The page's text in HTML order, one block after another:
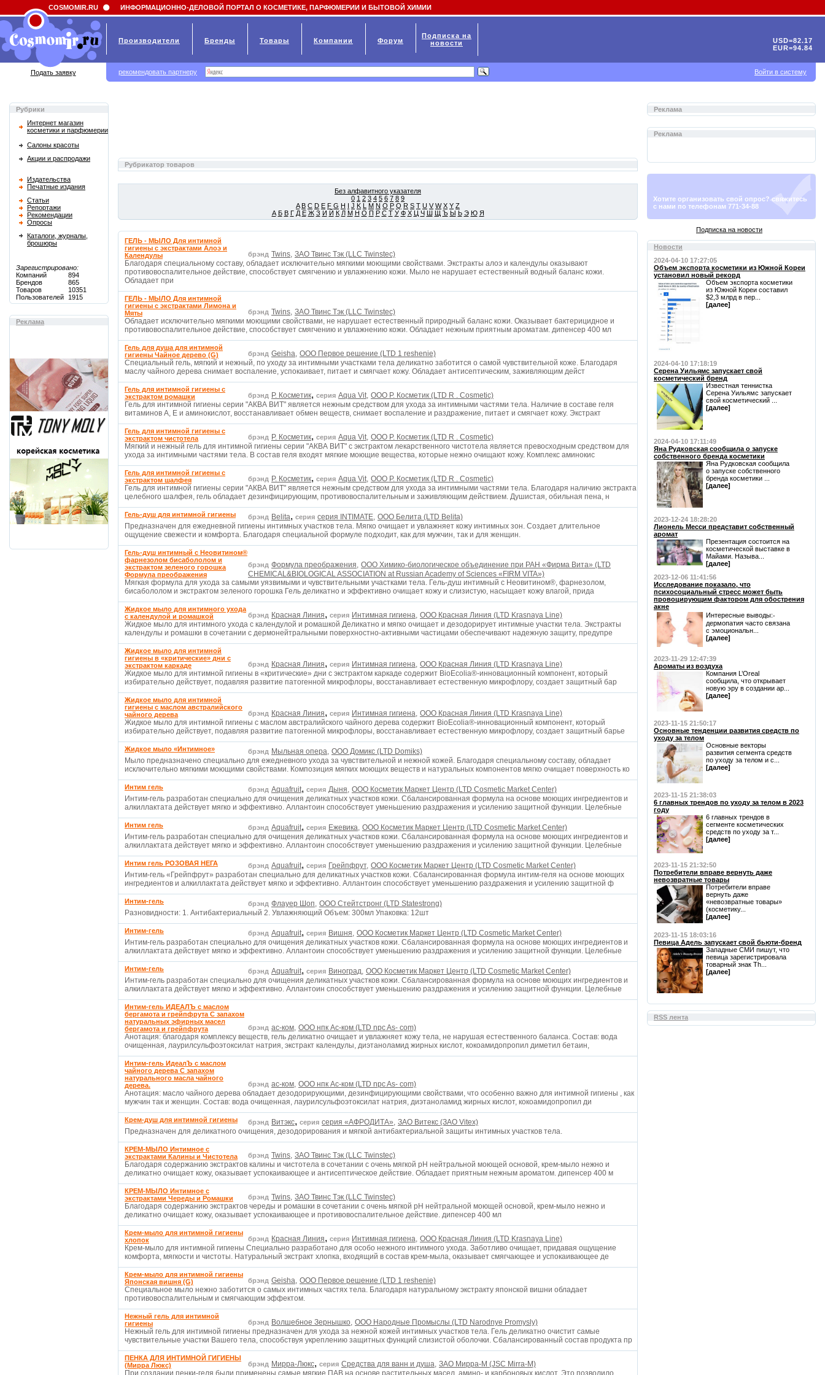
Field 'news_title' doesn't have a default value
Рубрики
Интернет магазин
косметики и парфюмерии
Салоны красоты
Акции и распродажи
Издательства
Печатные издания
Статьи
Репортажи
Рекомендации
Опросы
Каталоги, журналы,
брошюры
Зарегистрировано:
Компаний
894
Брендов
865
Товаров
10351
Пользователей
1915
Реклама
Рубрикатор товаров
Без алфавитного указателя
0 1 2 3 4 5 6 7 8 9
A B C D E F G H I J K L M N O P Q R S T U V W X Y Z
А Б В Г Д Е Ж З И Й К Л М Н О П Р С Т У Ф Х Ц Ч Ш Щ Ъ Ы Ь Э Ю Я
ГЕЛЬ - МЫЛО Для интимной
гигиены с экстрактами Алоэ и
Календулы
брэнд Twins, ЗАО Твинс Тэк (LLC Twinstec)
Благодаря специальному составу, обладает исключительно мягкими моющими свойствами. Экстракты алоэ и календулы оказывают
противовоспалительное действие, способствует смягчению и увлажнению кожи. Мыло не нарушает естественный водный баланс кожи.
Обладает при
ГЕЛЬ - МЫЛО Для интимной
гигиены с экстрактами Лимона и
Мяты
брэнд Twins, ЗАО Твинс Тэк (LLC Twinstec)
Обладает исключительно мягкими моющими свойствами, не нарушает естественный природный баланс кожи. Оказывает бактерицидное и
противовоспалительное действие, способствует смягчению и увлажнению кожи. Обладает нежным приятным ароматам. дипенсер 400 мл
Гель для душа для интимной
гигиены Чайное дерево (G)
брэнд Geisha, ООО Первое решение (LTD 1 reshenie)
Специальный гель, мягкий и нежный, по уходу за интимными участками тела деликатно заботится о самой чувствительной коже. Благодаря
маслу чайного дерева снимает воспаление, успокаивает, питает и смягчает кожу. Обладает антисептическим, заживляющим дейст
Гель для интимной гигиены с
экстрактом ромашки
брэнд Р. Косметик, серия Aqua Vit, ООО Р. Косметик (LTD R . Cosmetic)
Гель для интимной гигиены серии "АКВА ВИТ" является нежным средством для ухода за интимными частями тела. Наличие в составе геля
витаминов А, Е и аминокислот, восстанавливает обмен веществ, снимает воспаление и раздражение, питает и смягчает кожу. Экстракт
Гель для интимной гигиены с
экстрактом чистотела
брэнд Р. Косметик, серия Aqua Vit, ООО Р. Косметик (LTD R . Cosmetic)
Мягкий и нежный гель для интимной гигиены серии "АКВА ВИТ" с экстрактом лекарственного чистотела является превосходным средством для
ухода за интимными частями тела. В состав геля входят мягкие моющие вещества, которые нежно очищают кожу. Комплекс аминокис
Гель для интимной гигиены с
экстрактом шалфея
брэнд Р. Косметик, серия Aqua Vit, ООО Р. Косметик (LTD R . Cosmetic)
Гель для интимной гигиены серии "АКВА ВИТ" является нежным средством для ухода за интимными частями тела. Благодаря наличию экстракта
целебного шалфея, гель обладает дезинфицирующим, противовоспалительным и заживляющим действием. Душистая, обильная пена, н
Гель-душ для интимной гигиены брэнд Belita, серия серия INTIMATE, OOO Белита (LTD Belita)
Предназначен для ежедневной гигиены интимных участков тела. Мягко очищает и увлажняет кожу интимных зон. Создает длительное
ощущение свежести и комфорта. Благодаря специальной формуле подходит, как для мужчин, так и для женщин.
Гель-душ интимный с Неовитином®
фарнезолом бисабололом и
экстрактом зеленого горошка
Формула преображения
брэнд Формула преображения, OOO Химико-биологическое объединение при РАН «Фирма Вита» (LTD
CHEMICAL&BIOLOGICAL ASSOCIATION at Russian Academy of Sciences «FIRM VITA»)
Мягкая формула для ухода за самыми уязвимыми и чувствительными участками тела. Гель-душ интимный с Неовитином®, фарнезолом,
бисабололом и экстрактом зеленого горошка Гель деликатно и эффективно очищает кожу и слизистую, насыщает кожу влагой, прида
Жидкое мыло для интимного ухода
с календулой и ромашкой
брэнд Красная Линия, серия Интимная гигиена, OOO Красная Линия (LTD Krasnaya Line)
Жидкое мыло для интимного ухода с календулой и ромашкой Деликатно и мягко очищает и дезодорирует интимные участки тела. Экстракты
календулы и ромашки в сочетании с дермонейтральными поверхностно-активными частицами обеспечивают надежную защиту, предупре
Жидкое мыло для интимной
гигиены в «критические» дни с
экстрактом каркаде
брэнд Красная Линия, серия Интимная гигиена, OOO Красная Линия (LTD Krasnaya Line)
Жидкое мыло для интимной гигиены в «критические» дни с экстрактом каркаде содержит BioEcolia®-инновационный компонент, который
избирательно действует, подавляя развитие патогенной микрофлоры, восстанавливает естественную микрофлору, создает защитный бар
Жидкое мыло для интимной
гигиены с маслом австралийского
чайного дерева
брэнд Красная Линия, серия Интимная гигиена, OOO Красная Линия (LTD Krasnaya Line)
Жидкое мыло для интимной гигиены с маслом австралийского чайного дерева содержит BioEcolia®-инновационный компонент, который
избирательно действует, подавляя развитие патогенной микрофлоры, восстанавливает естественную микрофлору, создает защитный барье
Жидкое мыло «Интимное» брэнд Мыльная опера, ООО Домикс (LTD Domiks)
Мыло предназначено специально для ежедневного ухода за чувствительной и нежной кожей. Благодаря специальному составу, обладает
исключительно мягкими моющими свойствами. Композиция мягких моющих веществ и натуральных компонентов мягко очищает поверхность ко
Интим гель брэнд Aquafruit, серия Дыня, ООО Косметик Маркет Центр (LTD Cosmetic Market Center)
Интим-гель разработан специально для очищения деликатных участков кожи. Сбалансированная формула на основе моющих ингредиентов и
алкиллактата действует мягко и эффективно. Аллантоин способствует уменьшению раздражения и усилению защитной функции. Целебные
Интим гель брэнд Aquafruit, серия Ежевика, ООО Косметик Маркет Центр (LTD Cosmetic Market Center)
Интим-гель разработан специально для очищения деликатных участков кожи. Сбалансированная формула на основе моющих ингредиентов и
алкиллактата действует мягко и эффективно. Аллантоин способствует уменьшению раздражения и усилению защитной функции. Целебные
Интим гель РОЗОВАЯ НЕГА брэнд Aquafruit, серия Грейпфрут, ООО Косметик Маркет Центр (LTD Cosmetic Market Center)
Интим-гель «Грейпфрут» разработан специально для деликатных участков кожи. Сбалансированная формула интим-геля на основе моющих
ингредиентов и алкиллактата действует мягко и эффективно. Аллантоин способствует уменьшению раздражения и усилению защитной ф
Интим-гель брэнд Флауер Шоп, ООО Стейтстронг (LTD Statestrong)
Разновидности: 1. Антибактериальный 2. Увлажняющий Объем: 300мл Упаковка: 12шт
Интим-гель брэнд Aquafruit, серия Вишня, ООО Косметик Маркет Центр (LTD Cosmetic Market Center)
Интим-гель разработан специально для очищения деликатных участков кожи. Сбалансированная формула на основе моющих ингредиентов и
алкиллактата действует мягко и эффективно. Аллантоин способствует уменьшению раздражения и усилению защитной функции. Целебные
Интим-гель брэнд Aquafruit, серия Виноград, ООО Косметик Маркет Центр (LTD Cosmetic Market Center)
Интим-гель разработан специально для очищения деликатных участков кожи. Сбалансированная формула на основе моющих ингредиентов и
алкиллактата действует мягко и эффективно. Аллантоин способствует уменьшению раздражения и усилению защитной функции. Целебные
Интим-гель ИДЕАЛЪ с маслом
бергамота и грейпфрута С запахом
натуральных эфирных масел
бергамота и грейпфрута
брэнд ас-ком, OOO нпк Ас-ком (LTD npc As- com)
Анотация: благодаря комплексу веществ, гель деликатно очищает и увлажняет кожу тела, не нарушая естественного баланса. Состав: вода
очищенная, лаурилсульфоэтоксилат натрия, экстракт календулы, диэтаноламид жирных кислот, кокоамидопропил диметил бетаин,
Интим-гель ИдеалЪ с маслом
чайного дерева С запахом
натурального масла чайного
дерева.
брэнд ас-ком, OOO нпк Ас-ком (LTD npc As- com)
Анотация: масло чайного дерева обладает дезодорирующими, дезинфицирующими свойствами, что особенно важно для интимной гигиены , как
мужчин так и женщин. Состав: вода очищенная, лаурилсульфоэтоксилат натрия, диэтаноламид жирных кислот, кокоамидопропил ди
Крем-душ для интимной гигиены брэнд Витэкс, серия серия «АФРОДИТА», ЗАО Витекс (ЗАО Vitex)
Предназначен для деликатного очищения, дезодорирования и мягкой антибактериальной защиты интимных участков тела.
КРЕМ-МЫЛО Интимное с
экстрактами Калины и Чистотела
брэнд Twins, ЗАО Твинс Тэк (LLC Twinstec)
Благодаря содержанию экстрактов калины и чистотела в сочетании с очень мягкой рН нейтральной моющей основой, крем-мыло нежно и
деликатно очищает кожу, оказывает успокаивающее и антисептическое действие. Обладает приятным нежным ароматом. дипенсер 400 м
КРЕМ-МЫЛО Интимное с
экстрактами Череды и Ромашки
брэнд Twins, ЗАО Твинс Тэк (LLC Twinstec)
Благодаря содержанию экстрактов череды и ромашки в сочетании с очень мягкой рН нейтральной моющей основой, крем-мыло нежно и
деликатно очищает кожу, оказывает успокаивающее и противовоспалительное действие. дипенсер 400 мл
Крем-мыло для интимной гигиены
хлопок
брэнд Красная Линия, серия Интимная гигиена, OOO Красная Линия (LTD Krasnaya Line)
Крем-мыло для интимной гигиены Специально разработано для особо нежного интимного ухода. Заботливо очищает, придавая ощущение
комфорта, мягкости и чистоты. Натуральный экстракт хлопка, входящий в состав крем-мыла, оказывает смягчающее и успокаивающее де
Крем-мыло для интимной гигиены
Японская вишня (G)
брэнд Geisha, ООО Первое решение (LTD 1 reshenie)
Специальное мыло нежно заботится о самых интимных частях тела. Благодаря натуральному экстракту японской вишни обладает
противовоспалительным и смягчающим эффектом.
Нежный гель для интимной
гигиены
брэнд Волшебное Зернышко, OOO Народные Промыслы (LTD Narodnye Promysly)
Нежный гель для интимной гигиены предназначен для ухода за нежной кожей интимных участков тела. Гель деликатно очистит самые
чувствительные участки Вашего тела, способствуя укреплению защитных функций слизистой оболочки. Сбалансированный состав продукта пр
ПЕНКА ДЛЯ ИНТИМНОЙ ГИГИЕНЫ
(Мирра Люкс)
брэнд Мирра-Люкс, серия Средства для ванн и душа, ЗАО Мирра-М (JSC Mirra-M)
При создании пенки-геля были применены самые мягкие ПАВ на основе растительных масел, амино- и карбоновых кислот. Это позволило
Реклама
Реклама
Хотите организовать свой опрос? свяжитесь
с нами по телефонам 771-34-88
Подписка на новости
Новости
2024-04-10 17:27:05
Объем экспорта косметики из Южной Кореи
установил новый рекорд
Объем экспорта косметики
из Южной Кореи составил
$2,3 млрд в пер...
[далее]
2024-04-10 17:18:19
Серена Уильямс запускает свой
косметический бренд
Известная теннистка
Серена Уильямс запускает
свой косметический ...
[далее]
2024-04-10 17:11:49
Яна Рудковская сообщила о запуске
собственного бренда косметики
Яна Рудковская сообщила
о запуске собственного
бренда косметики ...
[далее]
2023-12-24 18:28:20
Лионель Месси представит собственный
аромат
Презентация состоится на
косметической выставке в
Майами. Называ...
[далее]
2023-12-06 11:41:56
Исследование показало, что
психосоциальный стресс может быть
провоцирующим фактором для обострения
акне
Интересные выводы:⁃
дермопатия часто связана
с эмоциональн...
[далее]
2023-11-29 12:47:39
Ароматы из воздуха
Компания L’Oreal
сообщила, что открывает
новую эру в создании ар...
[далее]
2023-11-15 21:50:17
Основные тенденции развития средств по
уходу за телом
Основные векторы
развития сегмента средств
по уходу за телом и с...
[далее]
2023-11-15 21:38:03
6 главных трендов по уходу за телом в 2023
году
6 главных трендов в
сегменте косметических
средств по уходу за т...
[далее]
2023-11-15 21:32:50
Потребители вправе вернуть даже
невозвратные товары
Потребители вправе
вернуть даже
«невозвратные товары»
(косметику...
[далее]
2023-11-15 18:03:16
Певица Адель запускает свой бьюти-бренд
Западные СМИ пишут, что
певица зарегистрировала
товарный знак Th...
[далее]
RSS лента
COSMOMIR.RU ИНФОРМАЦИОННО-ДЕЛОВОЙ ПОРТАЛ О КОСМЕТИКЕ, ПАРФЮМЕРИИ И БЫТОВОЙ ХИМИИ
Производители Бренды Товары Компании Форум
Подписка на
новости
USD=82.17
EUR=94.84
Подать заявку рекомендовать партнеру Войти в систему